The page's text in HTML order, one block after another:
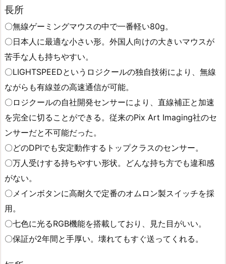
長所
〇無線ゲーミングマウスの中で一番軽い80g。
〇日本人に最適な小さい形。外国人向けの大きいマウスが
苦手な人も持ちやすい。
〇LIGHTSPEEDというロジクールの独自技術により、無線
ながらも有線並の高速通信が可能。
〇ロジクールの自社開発センサーにより、直線補正と加速
を完全に切ることができる。従来のPix Art Imaging社のセ
ンサーだと不可能だった。
〇どのDPIでも安定動作するトップクラスのセンサー。
〇万人受けする持ちやすい形状。どんな持ち方でも違和感
がない。
〇メインボタンに高耐久で定番のオムロン製スイッチを採
用。
〇七色に光るRGB機能を搭載しており、見た目がいい。
〇保証が2年間と手厚い。壊れてもすぐ送ってくれる。